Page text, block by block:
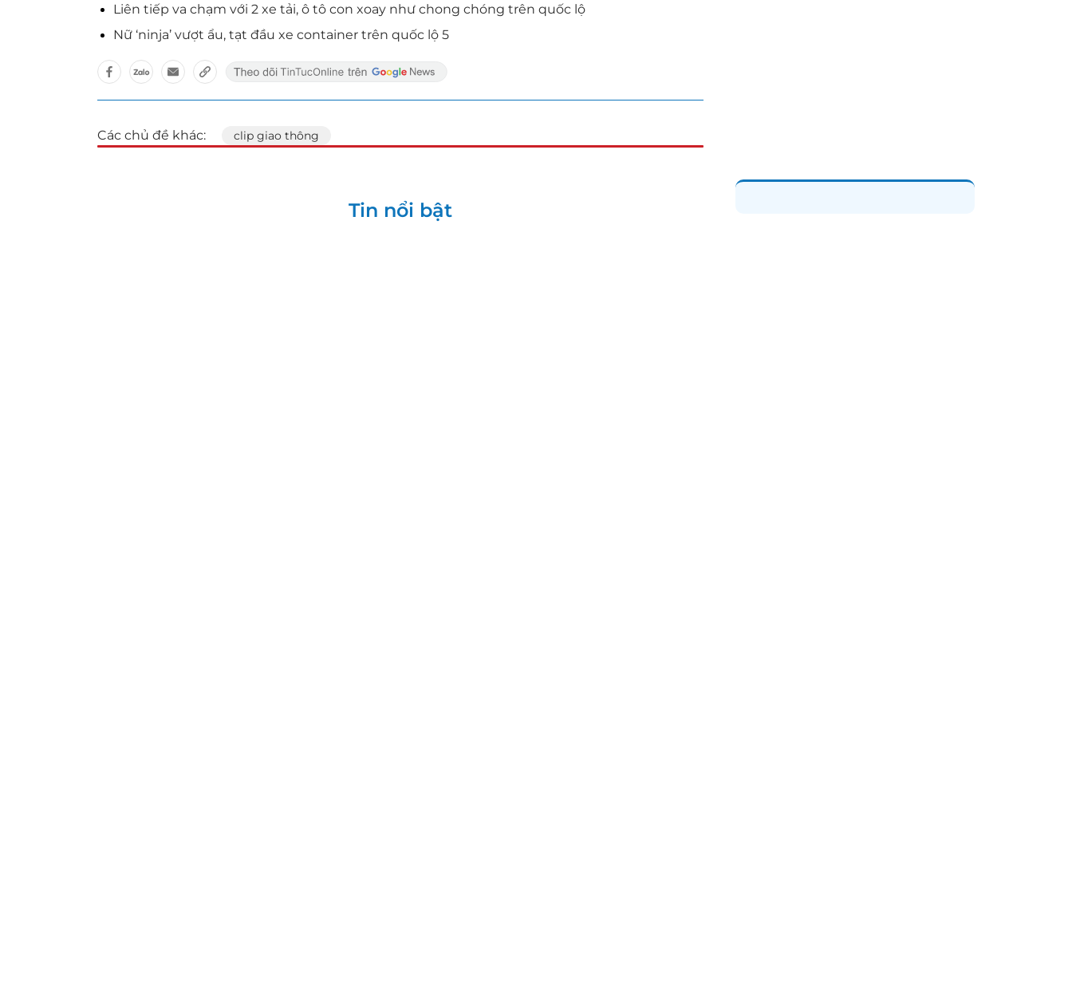
Liên tiếp va chạm với 2 xe tải, ô tô con xoay như chong chóng trên quốc lộ
Nữ ‘ninja’ vượt ẩu, tạt đầu xe container trên quốc lộ 5
Các chủ đề khác: clip giao thông
Tin nổi bật